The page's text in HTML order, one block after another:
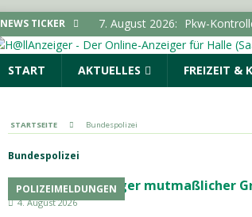
NEWS TICKER 7. August 2026: Pkw-
POLIZEIMELDUNGEN
7. August 2026:
(SAALE) & UMGEBUNG
7. August 2026: 644 Euro
START AKTUELLES FREIZEIT &
STARTSEITE Bundespolizei
Bundespolizei
POLIZEIMELDUNGEN45-Jähriger mutmaßlicher
4. August 2026